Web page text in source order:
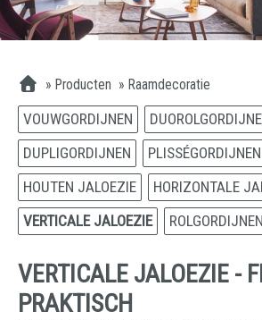
» Producten » Raamdecoratie
VOUWGORDIJNEN
DUPLIGORDIJNEN
PLISSÉGORDIJNEN
HOUTEN JALOEZIE
HORIZONTALE
VERTICALE JALOEZIE
ROLGORDIJNEN
VERTICALE JALOEZIE -
PRAKTISCH